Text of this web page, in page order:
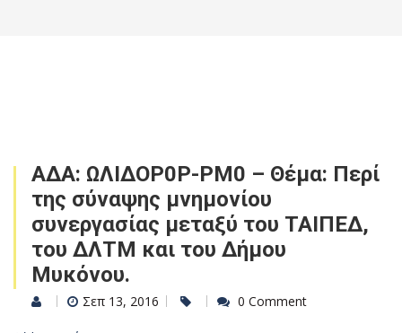
ΑΔΑ: ΩΛΙΔΟΡ0Ρ-ΡΜ0 – Θέμα: Περί
της σύναψης μνημονίου
συνεργασίας μεταξύ του ΤΑΙΠΕΔ,
του ΔΛΤΜ και του Δήμου
Μυκόνου.
Σεπ 13, 2016 0 Comment